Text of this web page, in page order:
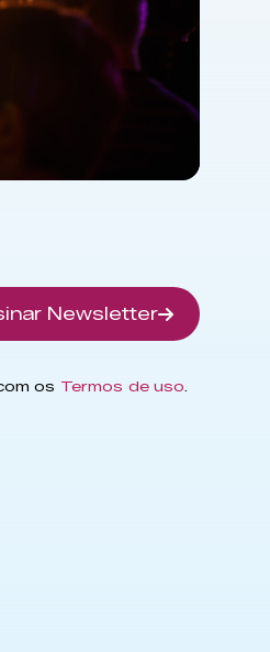
Newsletter
os Termos de uso